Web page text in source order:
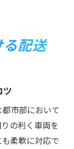
配送
ツ
市部において
の利く車両を
柔軟に対応で